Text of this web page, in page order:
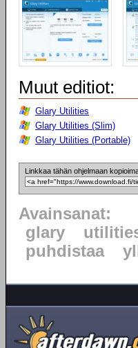
Muut editiot:
Glary Utilities
Glary Utilities (Slim)
Glary Utilities (Portable)
Linkkaa tähän ohjelmaan
Avainsanat:
glary
puhdistaa